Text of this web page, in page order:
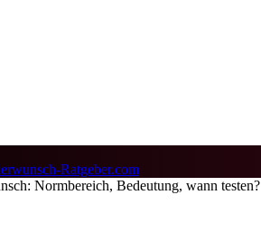
Normbereich, Bedeutung, wann testen?